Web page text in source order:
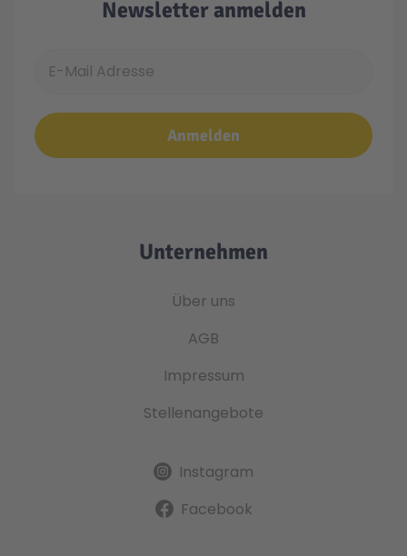
Newsletter anmelden
Anmelden
Unternehmen
Über uns
AGB
Impressum
Stellenangebote
Instagram
Facebook